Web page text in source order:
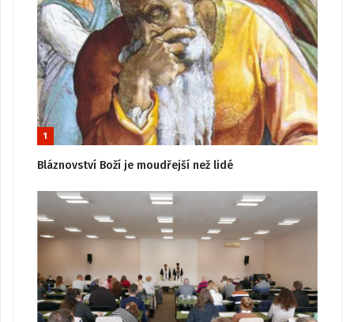
1
Bláznovství Boží je moudřejší než lidé